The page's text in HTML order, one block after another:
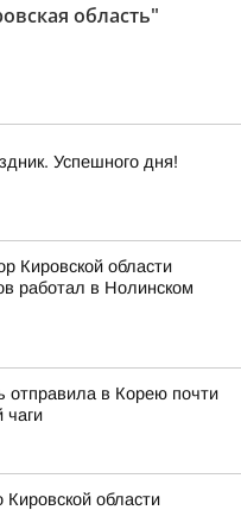
область"
Успешного дня!
Кировской области
работал в Нолинском
отправила в Корею почти
чаги
области